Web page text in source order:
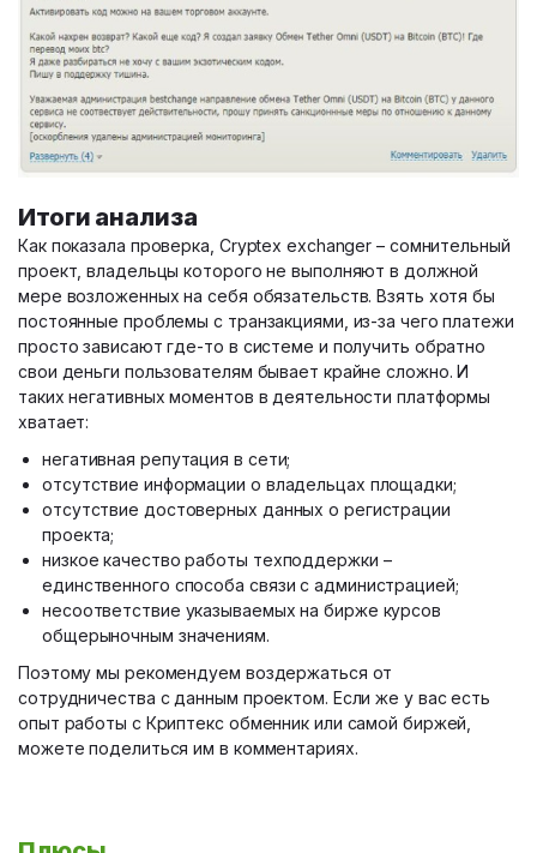
Итоги анализа
Как показала проверка, Cryptex exchanger – сомнительный
проект, владельцы которого не выполняют в должной
мере возложенных на себя обязательств. Взять хотя бы
постоянные проблемы с транзакциями, из-за чего платежи
просто зависают где-то в системе и получить обратно
свои деньги пользователям бывает крайне сложно. И
таких негативных моментов в деятельности платформы
хватает:
негативная репутация в сети;
отсутствие информации о владельцах площадки;
отсутствие достоверных данных о регистрации
проекта;
низкое качество работы техподдержки –
единственного способа связи с администрацией;
несоответствие указываемых на бирже курсов
общерыночным значениям.
Поэтому мы рекомендуем воздержаться от
сотрудничества с данным проектом. Если же у вас есть
опыт работы с Криптекс обменник или самой биржей,
можете поделиться им в комментариях.